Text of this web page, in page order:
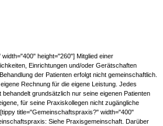
height="260"] Mitglied einer
der Patienten erfolgt nicht gemeinschaftlich.
Rechnung für die eigene Leistung. Jedes
grundsätzlich nur seine eigenen Patienten
für seine Praxiskollegen nicht zugängliche
title="Gemeinschaftspraxis?" width="400"
Siehe Praxisgemeinschaft. Darüber